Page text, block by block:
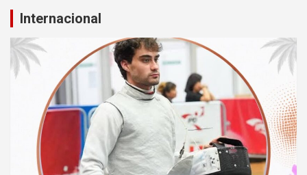
Internacional